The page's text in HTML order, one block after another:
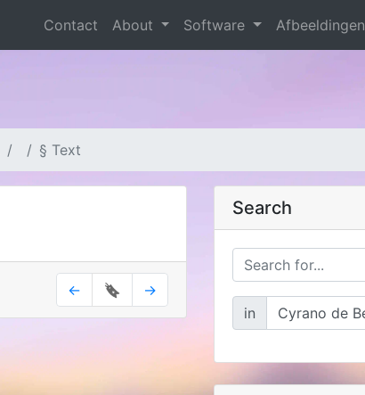
Contact About Software Afbeeldingen
§ Text
← 🔖 →
Search
in